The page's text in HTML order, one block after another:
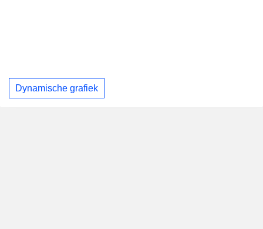
Dynamische grafiek